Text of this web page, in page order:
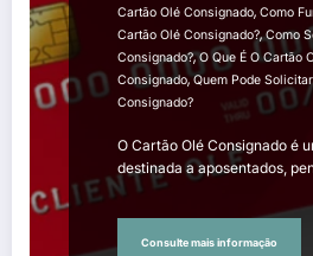
Cartão Olé Consignado, Como
Cartão Olé Consignado?,Como
Consignado?,O Que É O Cartão
Consignado,Quem Pode
Consignado?
O Cartão Olé Consignado é
destinada a aposentados,
Consulte mais informação